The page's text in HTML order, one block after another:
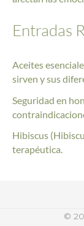
Entradas
Aceites
sirven y sus
Seguridad en
Hibiscus
terapéutica.
©